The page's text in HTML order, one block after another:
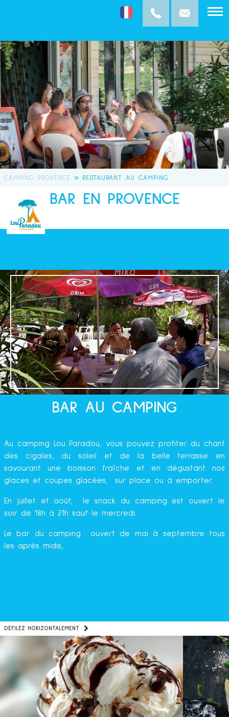
CAMPING PROVENCE » RESTAURANT AU CAMPING
BAR EN PROVENCE
BAR AU CAMPING
Au camping Lou Paradou, vous pouvez profiter du chant
des cigales, du soleil et de la belle terrasse en
savourant une boisson fraîche et en dégustant nos
glaces et coupes glacées, sur place ou à emporter.
En juillet et août, le snack du camping est ouvert le
soir de 18h à 21h sauf le mercredi.
Le bar du camping ouvert de mai à septembre tous
les après midis,
DÉFILEZ HORIZONTALEMENT